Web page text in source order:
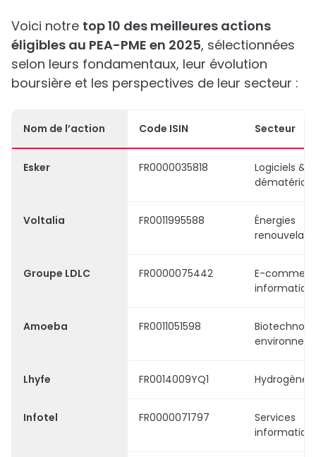
Voici notre top 10 des meilleures actions
éligibles au PEA-PME en 2025, sélectionnées
selon leurs fondamentaux, leur évolution
boursière et les perspectives de leur secteur :
Nom de l’action Code ISIN Secteur
Esker FR0000035818
Logiciels &
Voltalia FR0011995588
Énergies
Groupe LDLC FR0000075442
E-
Amoeba FR0011051598
Lhyfe FR0014009YQ1 Hydrogène
Infotel FR0000071797
Services